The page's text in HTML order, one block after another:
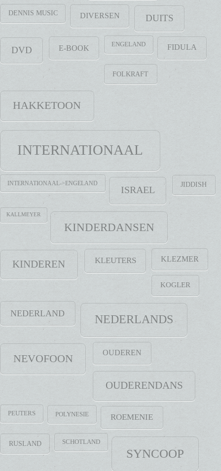
DENNIS MUSIC DIVERSEN DUITS
DVD E-BOOK ENGELAND FIDULA
FOLKRAFT
HAKKETOON
INTERNATIONAAL
INTERNATIONAAL->ENGELAND
ISRAEL
JIDDISH
KALLMEYER
KINDERDANSEN
KINDEREN KLEUTERS KLEZMER
KOGLER
NEDERLAND NEDERLANDS
NEVOFOON OUDEREN
OUDERENDANS
PEUTERS POLYNESIE ROEMENIE
RUSLAND SCHOTLAND
SYNCOOP